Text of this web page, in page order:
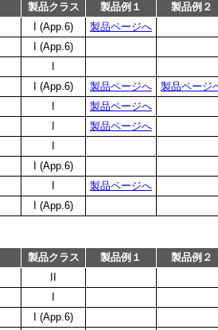
製品クラス 製品例１
製品例２
I (App.6)
製品ページへ
I (App.6)
I (App.6) 製品ページへ
製品ページ
製品ページへ
製品ページへ
I (App.6)
製品ページへ
I (App.6)
製品クラス 製品例１
製品例２
I (App.6)